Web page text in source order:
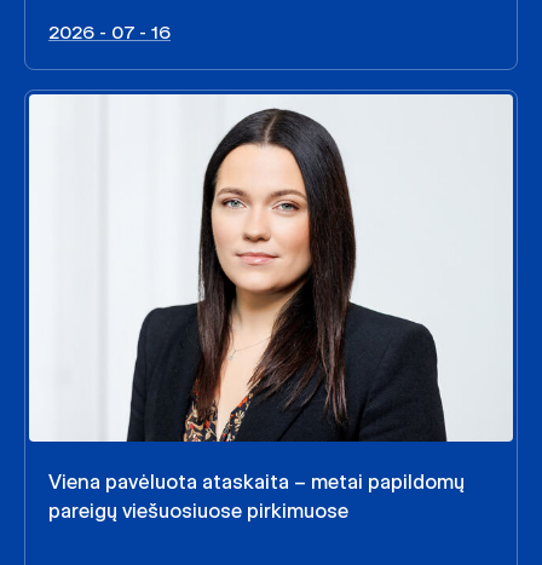
2026 - 07 - 16
Viena pavėluota ataskaita – metai papildomų
pareigų viešuosiuose pirkimuose